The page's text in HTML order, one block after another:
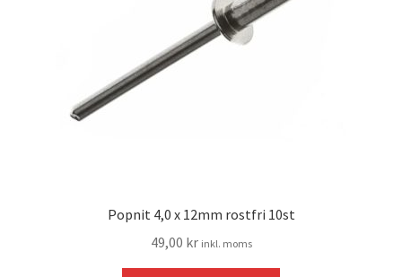
Popnit 4,0 x 12mm rostfri 10st
49,00 kr inkl. moms